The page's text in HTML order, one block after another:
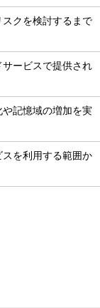
クを検討するまで
ービスで提供され
記憶域の増加を実
を利用する範囲か